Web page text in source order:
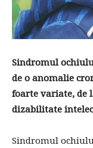
Sindromul
de o anomalie
foarte variate, de
dizabilitate
Sindromul